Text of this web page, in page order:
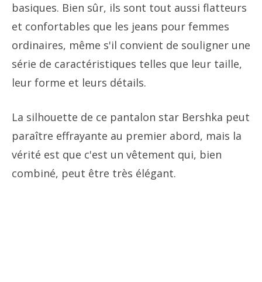
basiques. Bien sûr, ils sont tout aussi flatteurs
et confortables que les jeans pour femmes
ordinaires, même s'il convient de souligner une
série de caractéristiques telles que leur taille,
leur forme et leurs détails.
La silhouette de ce pantalon star Bershka peut
paraître effrayante au premier abord, mais la
vérité est que c'est un vêtement qui, bien
combiné, peut être très élégant.